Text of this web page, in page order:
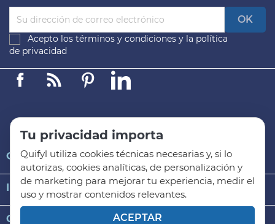
Acepto los términos y condiciones y la política
de privacidad
FacebookLinkedinPinterest
QUIFYL
INFORMACIÓN GENERAL 
CATEGORÍAS DE PRODUCTO
Tu privacidad importa
Quifyl utiliza cookies técnicas necesarias y, si lo
autorizas, cookies analíticas, de personalización y
de marketing para mejorar tu experiencia, medir el
uso y mostrar contenidos relevantes.
ACEPTAR